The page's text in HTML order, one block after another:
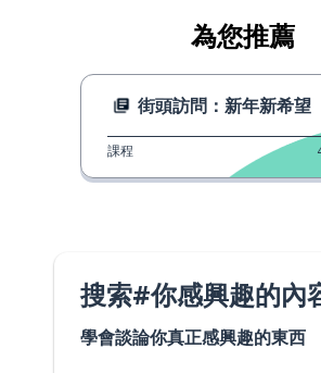
為您推薦
街頭訪問：新年新希望
課程
搜索#你感興趣的內
學會談論你真正感興趣的東西